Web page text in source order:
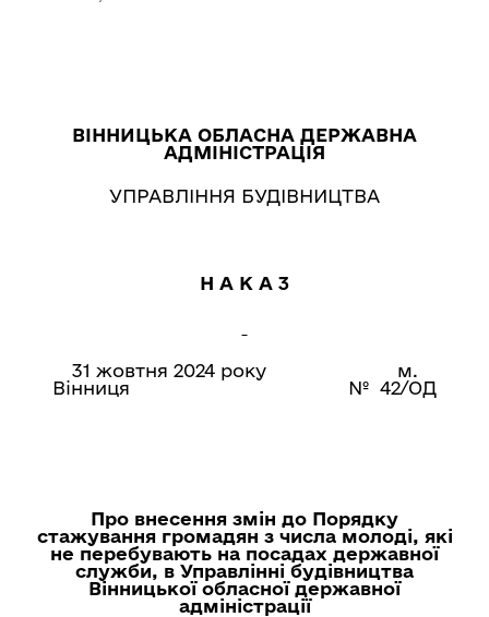
ВІННИЦЬКА ОБЛАСНА ДЕРЖАВНА
АДМІНІСТРАЦІЯ
УПРАВЛІННЯ БУДІВНИЦТВА
H A К A 3
31 жовтня 2024 року м.
Вінниця № 42/ОД
Про внесення змін до Порядку
стажування громадян з числа молоді, які
не перебувають на посадах державної
служби, в Управлінні будівництва
Вінницької обласної державної
адміністрації